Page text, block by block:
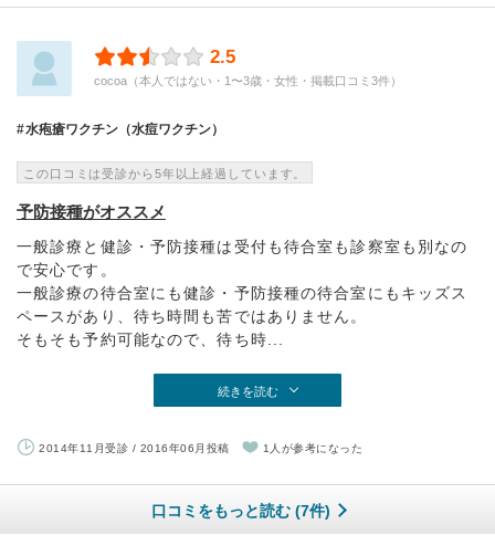
2.5
cocoa（本人ではない・1〜3歳・女性・掲載口コミ3件）
水疱瘡ワクチン（水痘ワクチン）
この口コミは受診から5年以上経過しています。
予防接種がオススメ
一般診療と健診・予防接種は受付も待合室も診察室も別なの
で安心です。
一般診療の待合室にも健診・予防接種の待合室にもキッズス
ペースがあり、待ち時間も苦ではありません。
そもそも予約可能なので、待ち時...
続きを読む
2014年11月受診 / 2016年06月投稿 1人が参考になった
口コミをもっと読む (7件)